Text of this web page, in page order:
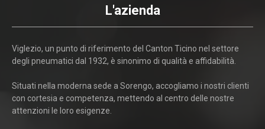
L'azienda
Viglezio, un punto di riferimento del Canton Ticino nel settore
degli pneumatici dal 1932, è sinonimo di qualità e affidabilità.
Situati nella moderna sede a Sorengo, accogliamo i nostri clienti
con cortesia e competenza, mettendo al centro delle nostre
attenzioni le loro esigenze.